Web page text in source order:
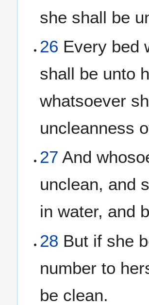
she shall be
26 Every bed
shall be unto
whatsoever
uncleanness
27 And
unclean, and
in water, and
28 But if she
number to
be clean.